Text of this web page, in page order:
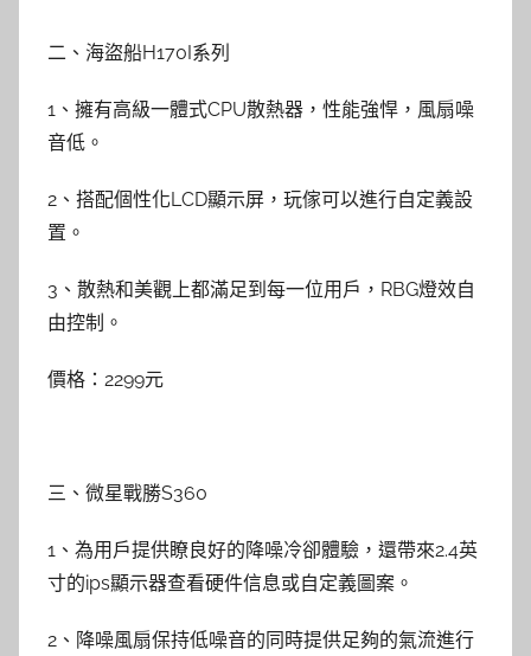
二、海盜船H170I系列
1、擁有高級一體式CPU散熱器，性能強悍，風扇噪
音低。
2、搭配個性化LCD顯示屏，玩傢可以進行自定義設
置。
3、散熱和美觀上都滿足到每一位用戶，RBG燈效自
由控制。
價格：2299元
三、微星戰勝S360
1、為用戶提供瞭良好的降噪冷卻體驗，還帶來2.4英
寸的ips顯示器查看硬件信息或自定義圖案。
2、降噪風扇保持低噪音的同時提供足夠的氣流進行